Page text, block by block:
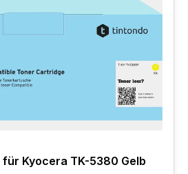
Kyocera TK-5380 Gelb